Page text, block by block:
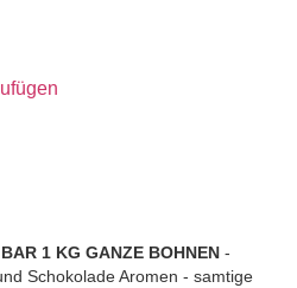
1 KG GANZE BOHNEN -
Schokolade Aromen - samtige